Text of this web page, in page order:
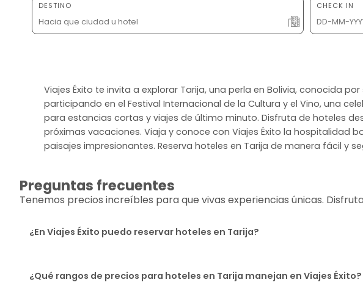
DESTINO CHECK IN
Viajes Éxito te invita a explorar Tarija, una perla en Bolivia, conocida
participando en el Festival Internacional de la Cultura y el Vino, una
para estancias cortas y viajes de último minuto. Disfruta de hoteles
próximas vacaciones. Viaja y conoce con Viajes Éxito la hospitalidad
paisajes impresionantes. Reserva hoteles en Tarija de manera fácil y
Preguntas frecuentes
Tenemos precios increíbles para que vivas experiencias únicas.
¿En Viajes Éxito puedo reservar hoteles en Tarija?
¿Qué rangos de precios para hoteles en Tarija manejan en Viajes Éxito?